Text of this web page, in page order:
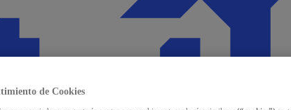
de Cookies